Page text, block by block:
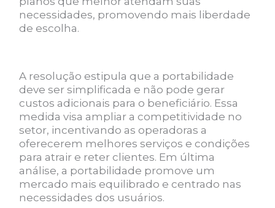
necessidades, promovendo mais liberdade
de escolha.
A resolução estipula que a portabilidade
deve ser simplificada e não pode gerar
custos adicionais para o beneficiário. Essa
medida visa ampliar a competitividade no
setor, incentivando as operadoras a
oferecerem melhores serviços e condições
para atrair e reter clientes. Em última
análise, a portabilidade promove um
mercado mais equilibrado e centrado nas
necessidades dos usuários.